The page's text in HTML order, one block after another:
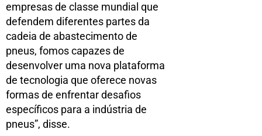
empresas de classe mundial que
defendem diferentes partes da
cadeia de abastecimento de
pneus, fomos capazes de
desenvolver uma nova plataforma
de tecnologia que oferece novas
formas de enfrentar desafios
específicos para a indústria de
pneus”, disse.